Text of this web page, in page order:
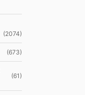
(2074)
(673)
(61)